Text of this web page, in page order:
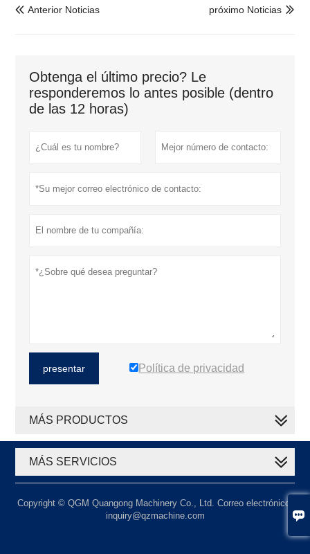

 Anterior Noticias 
próximo Noticias
Obtenga el último precio? Le
responderemos lo antes posible (dentro
de las 12 horas)
presentar Política de privacidad
MÁS PRODUCTOS
MÁS SERVICIOS
Copyright © QGM Quangong Machinery Co., Ltd. Correo electrónico:
inquiry@qzmachine.com